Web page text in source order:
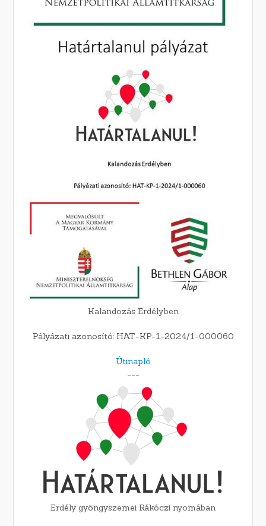
Kalandozás Erdélyben
Pályázati azonosító: HAT-KP-1-2024/1-000060
Útinapló
---
Erdély gyöngyszemei Rákóczi nyomában